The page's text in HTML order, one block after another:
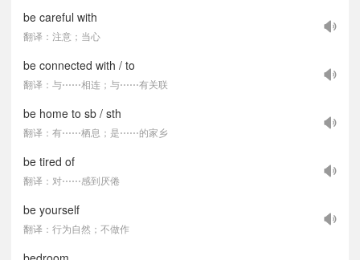
be careful with
翻译：注意；当心
be connected with / to
翻译：与⋯⋯相连；与⋯⋯有关联
be home to sb / sth
翻译：有⋯⋯栖息；是⋯⋯的家乡
be tired of
翻译：对⋯⋯感到厌倦
be yourself
翻译：行为自然；不做作